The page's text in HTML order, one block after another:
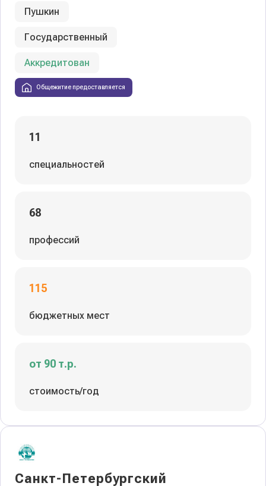
Пушкин
Государственный
Аккредитован
Общежитие предоставляется
11
специальностей
68
профессий
115
бюджетных мест
от 90 т.р.
стоимость/год
Санкт-Петербургский